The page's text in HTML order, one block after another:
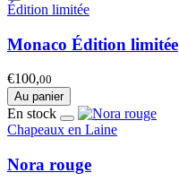
Édition limitée
Monaco Édition limitée
€100,00
Au panier
En stock
Chapeaux en Laine
Nora rouge